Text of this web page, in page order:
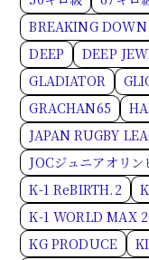
BREAKING DOWN
DEEP
DEEP
GLADIATOR
GRACHAN65
JAPAN RUGBY
JOCジュニアオリン
K-1 ReBIRTH.2
K-1 WORLD MAX
KG PRODUCE